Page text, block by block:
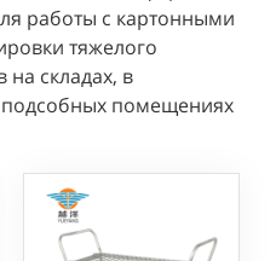
работы с картонными
тяжелого
складах, в
помещениях